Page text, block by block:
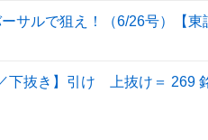
サルで狙え！（6/26号）【東
下抜き】引け 上抜け＝